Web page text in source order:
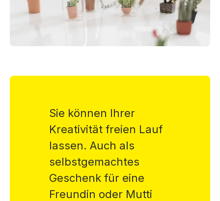
Sie können Ihrer
Kreativität freien Lauf
lassen. Auch als
selbstgemachtes
Geschenk für eine
Freundin oder Mutti